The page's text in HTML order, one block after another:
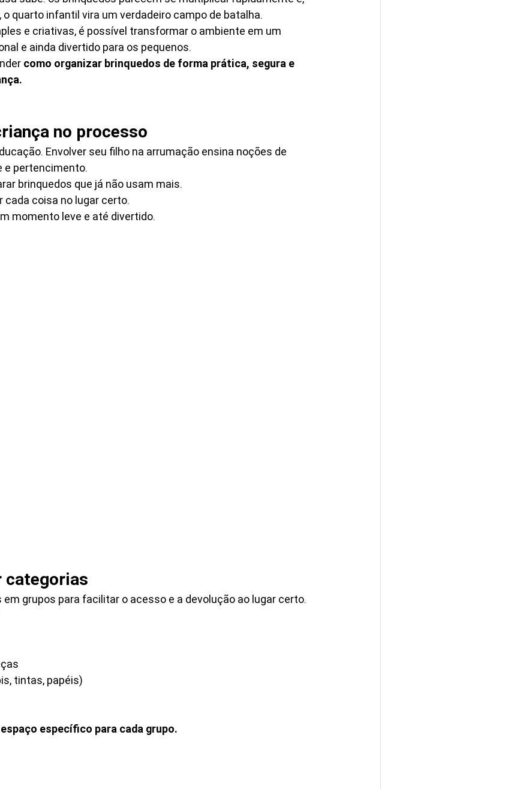
quarto infantil vira um verdadeiro campo de batalha.
e criativas, é possível transformar o ambiente em um
e ainda divertido para os pequenos.
como organizar brinquedos de forma prática, segura e
no processo
Envolver seu filho na arrumação ensina noções de
e pertencimento.
brinquedos que já não usam mais.
cada coisa no lugar certo.
momento leve e até divertido.
categorias
grupos para facilitar o acesso e a devolução ao lugar certo.
tintas, papéis)
específico para cada grupo.